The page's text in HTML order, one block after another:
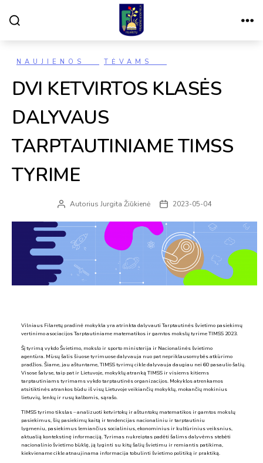
Kategorijos
NAUJIENOS TĖVAMS
DVI KETVIRTOS KLASĖS
DALYVAUS
TARPTAUTINIAME TIMSS
TYRIME
ĮrašoAutoriusJurgita Žiūkienė
Įrašo2023-05-04
Vilniaus Filaretų pradinė mokykla yra atrinkta dalyvauti Tarptautinės švietimo pasiekimų
vertinimo asociacijos Tarptautiniame matematikos ir gamtos mokslų tyrime TIMSS 2023.
Šį tyrimą vykdo Švietimo, mokslo ir sporto ministerija ir Nacionalinės švietimo
agentūra. Mūsų šalis šiuose tyrimuose dalyvauja nuo pat nepriklausomybės atkūrimo
pradžios. Šiame, jau aštuntame, TIMSS tyrimų cikle dalyvauja daugiau nei 60 pasaulio šalių.
Visose šalyse, taip pat ir Lietuvoje, mokyklų atranką TIMSS ir visiems kitiems
tarptautiniams tyrimams vykdo tarptautinės organizacijos. Mokyklos atrenkamos
atsitiktinės atrankos būdu iš visų Lietuvoje veikiančių mokyklų, mokančių mokinius
lietuvių, lenkų ir rusų kalbomis, sąrašo.
TIMSS tyrimo tikslas – analizuoti ketvirtokų ir aštuntokų matematikos ir gamtos mokslų
pasiekimus, šių pasiekimų kaitą ir tendencijas nacionaliniu ir tarptautiniu
lygmeniu, pasiekimus lemiančius socialinius, ekonominius ir kultūrinius veiksnius,
aktualią kontekstinę informaciją. Tyrimas nukreiptas padėti šalims dalyvėms stebėti
nacionalinio švietimo būklę, ją lyginti su kitų šalių švietimu ir remiantis patikima,
kiekviename cikle atnaujinama informacija tobulinti švietimo politiką ir praktiką.